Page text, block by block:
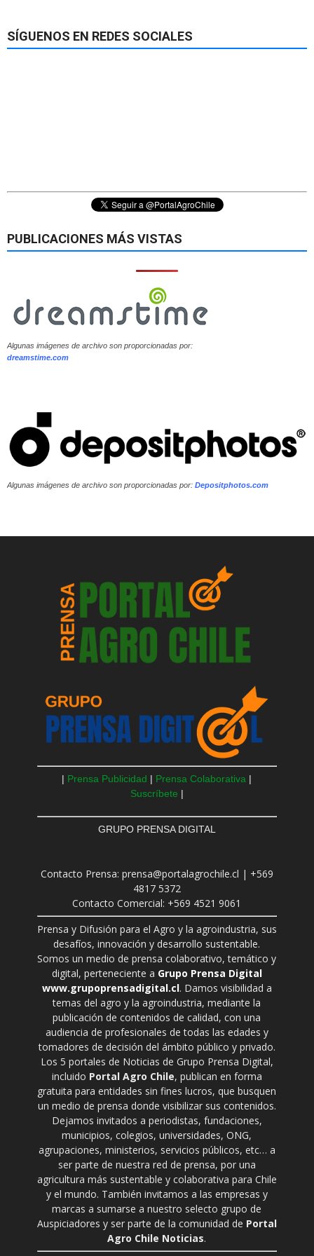
SÍGUENOS EN REDES SOCIALES
PUBLICACIONES MÁS VISTAS
Algunas imágenes de archivo son proporcionadas por:
dreamstime.com
Algunas imágenes de archivo son proporcionadas por: Depositphotos.com
| Prensa Publicidad | Prensa Colaborativa |
Suscríbete |
GRUPO PRENSA DIGITAL
Contacto Prensa: prensa@portalagrochile.cl | +569
4817 5372
Contacto Comercial: +569 4521 9061
Prensa y Difusión para el Agro y la agroindustria, sus
desafíos, innovación y desarrollo sustentable.
Somos un medio de prensa colaborativo, temático y
digital, perteneciente a Grupo Prensa Digital
www.grupoprensadigital.cl. Damos visibilidad a
temas del agro y la agroindustria, mediante la
publicación de contenidos de calidad, con una
audiencia de profesionales de todas las edades y
tomadores de decisión del ámbito público y privado.
Los 5 portales de Noticias de Grupo Prensa Digital,
incluido Portal Agro Chile, publican en forma
gratuita para entidades sin fines lucros, que busquen
un medio de prensa donde visibilizar sus contenidos.
Dejamos invitados a periodistas, fundaciones,
municipios, colegios, universidades, ONG,
agrupaciones, ministerios, servicios públicos, etc… a
ser parte de nuestra red de prensa, por una
agricultura más sustentable y colaborativa para Chile
y el mundo. También invitamos a las empresas y
marcas a sumarse a nuestro selecto grupo de
Auspiciadores y ser parte de la comunidad de Portal
Agro Chile Noticias.